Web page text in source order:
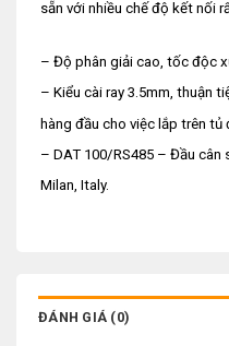
sẵn với nhiều chế độ kết nối
– Độ phân giải cao, tốc độc
– Kiểu cài ray 3.5mm, thuận
hàng đầu cho việc lắp trên tủ
– DAT 100/RS485 – Đầu cân
Milan, Italy.
ĐÁNH GIÁ (0)